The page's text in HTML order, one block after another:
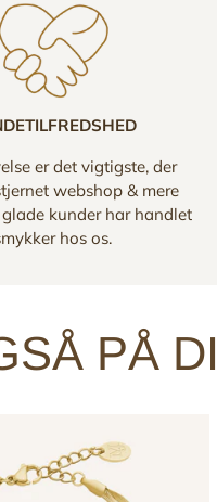
er det vigtigste, der
webshop & mere
kunder har handlet
hos os.
PÅ